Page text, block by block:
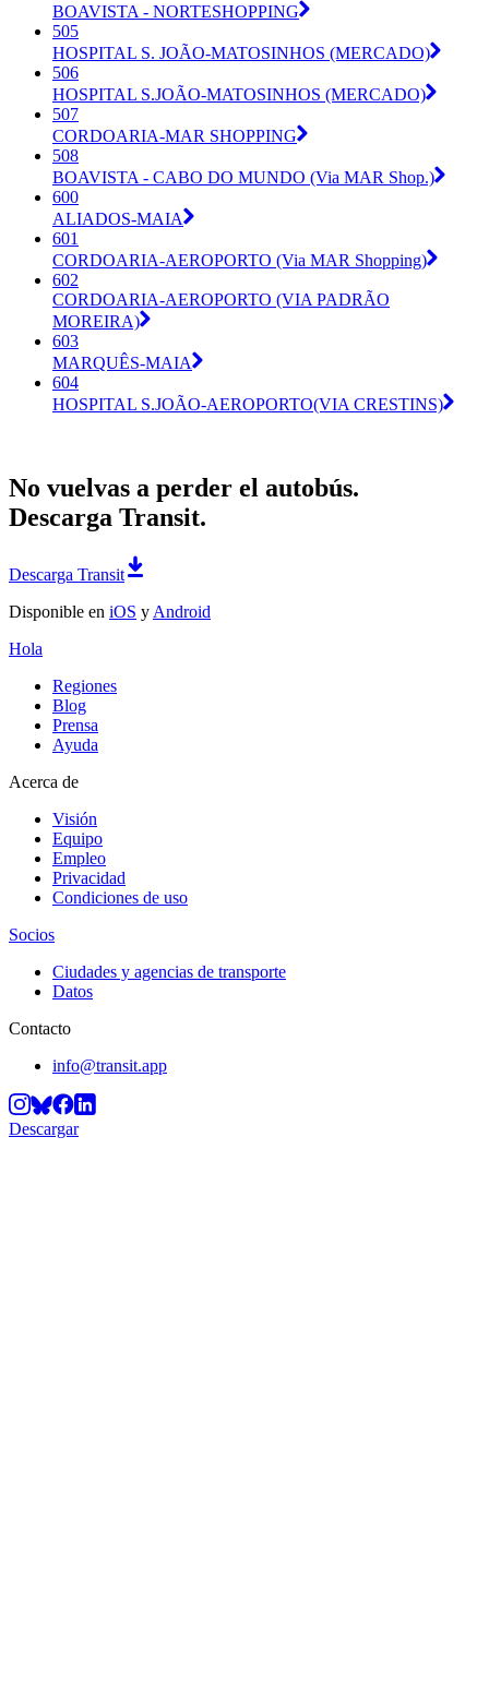
BOAVISTA - NORTESHOPPING
505
HOSPITAL S. JOÃO-MATOSINHOS (MERCADO)
506
HOSPITAL S.JOÃO-MATOSINHOS (MERCADO)
507
CORDOARIA-MAR SHOPPING
508
BOAVISTA - CABO DO MUNDO (Via MAR Shop.)
600
ALIADOS-MAIA
601
CORDOARIA-AEROPORTO (Via MAR Shopping)
602
CORDOARIA-AEROPORTO (VIA PADRÃO
MOREIRA)
603
MARQUÊS-MAIA
604
HOSPITAL S.JOÃO-AEROPORTO(VIA CRESTINS)
No vuelvas a perder el autobús.
Descarga Transit.
Descarga Transit
Disponible en iOS y Android
Hola
Regiones
Blog
Prensa
Ayuda
Acerca de
Visión
Equipo
Empleo
Privacidad
Condiciones de uso
Socios
Ciudades y agencias de transporte
Datos
Contacto
info@transit.app
Descargar